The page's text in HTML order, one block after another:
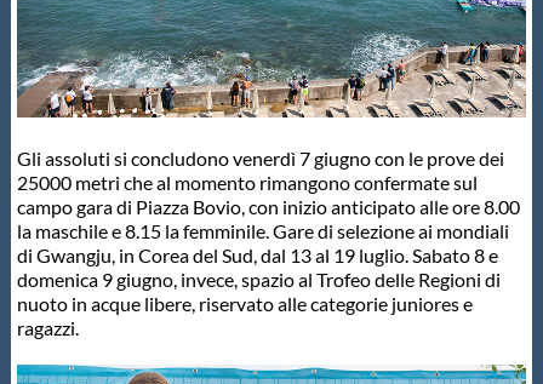
Gli assoluti si concludono venerdì 7 giugno con le prove dei
25000 metri che al momento rimangono confermate sul
campo gara di Piazza Bovio, con inizio anticipato alle ore 8.00
la maschile e 8.15 la femminile. Gare di selezione ai mondiali
di Gwangju, in Corea del Sud, dal 13 al 19 luglio. Sabato 8 e
domenica 9 giugno, invece, spazio al Trofeo delle Regioni di
nuoto in acque libere, riservato alle categorie juniores e
ragazzi.